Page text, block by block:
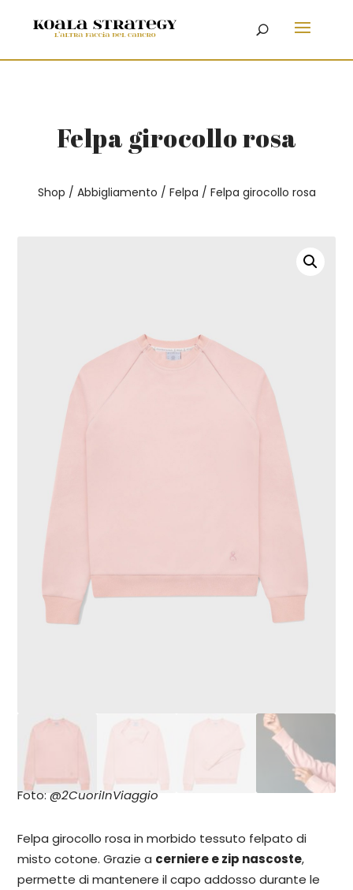
Felpa girocollo rosa
Shop / Abbigliamento / Felpa / Felpa girocollo rosa
Foto: @2CuoriInViaggio
Felpa girocollo rosa in morbido tessuto felpato di
misto cotone.Grazie a cerniere e zip nascoste,
permette di mantenere il capo addosso durante le